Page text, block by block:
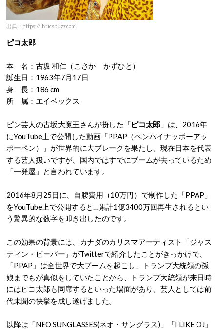
出典： https://ilyricsbuzz.com
ピコ太郎
本 名：古坂 和仁（こさか かずひと）
誕生日：1963年7月17日
身 長：186 cm
所 属：エイベックス
ピン芸人の古坂大魔王さんが扮した「ピコ太郎 」は、2016年
にYouTube上で公開した動画「PPAP（ペンパイナッポーアッ
ポーペン）」が世界的に大ブレークを果たし、現在日本を代表
する芸人扱いですが、国内ではすでにブームが去っているため
「一発屋」と言われています。
2016年8月25日に、自腹費用（10万円）で制作した「PPAP」
をYouTube上で公開すると…累計1億3400万回再生されるとい
う驚異的な数字を叩き出したのです。
この効果の背景には、カナダのカリスマアーティスト「ジャス
ティン・ビーバー」がTwitterで紹介したことがきっかけで、
「PPAP」は全世界で大ブームを起こし、トランプ大統領の孫
娘までもが真似をしていたことから、トランプ大統領が来日時
にはピコ太郎も同席するといった場面があり、芸人としては前
代未聞の快挙を成し遂げました。
以降は「NEO SUNGLASSES(ネオ・サングラス)」「I LIKE OJ」